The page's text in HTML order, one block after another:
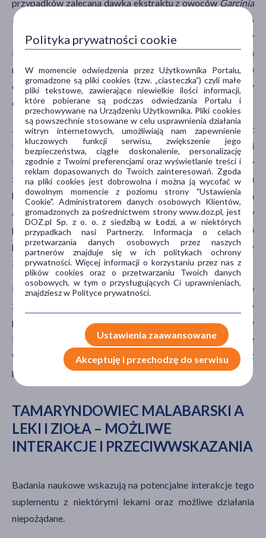
przypadków zalecana dawka ekstraktu z owoców Garcinia
cambogia
mieści się w szerokim zakresie – od 30 mg do
1000 mg na dobę. Niektóre badania oceniały
bezpieczeństwo stosowania wyższych dawek, sięgających
nawet 2800 mg kwasu hydroksycytrynowego (HCA)
dziennie, jednak ich długoterminowe skutki nie zostały
dostatecznie zbadane.
Jakość suplementów diety zGarcinia cambogiajest
kluczowym czynnikiem wpływającym na ich skuteczność i
bezpieczeństwo. Preparaty wyższej jakości powinny
zawierać standaryzowaną ilość kwasu
hydroksycytrynowego, który jest głównym składnikiem
aktywnym ekstraktu. Zaleca się wybór produktów
posiadających certyfikaty jakości oraz badania
potwierdzające ich skład, co może zmniejszyć ryzyko
zanieczyszczeń lub obecności niepożądanych substancji.
Przed rozpoczęciem suplementacji warto skonsultować się
z lekarzem lub farmaceutą, szczególnie w przypadku osób
przyjmujących inne leki, mających schorzenia metaboliczne
lub
problemy z wątrobą, gdyż Garcinia cambogia może
wpływać na metabolizm niektórych substancji i wiązać się z
potencjalnymi interakcjami farmakologicznymi.
TAMARYNDOWIEC MALABARSKI A
LEKI I ZIOŁA – MOŻLIWE
INTERAKCJE I PRZECIWWSKAZANIA
Badania naukowe wskazują na potencjalne interakcje tego
suplementu z niektórymi lekami oraz możliwe działania
niepożądane.
Polityka prywatności cookie
W momencie odwiedzenia przez Użytkownika Portalu,
gromadzone są pliki cookies (tzw. „ciasteczka”) czyli małe
pliki tekstowe, zawierające niewielkie ilości informacji,
które pobierane są podczas odwiedzania Portalu i
przechowywane na Urządzeniu Użytkownika. Pliki cookies
są powszechnie stosowane w celu usprawnienia działania
witryn internetowych, umożliwiają nam zapewnienie
kluczowych funkcji serwisu, zwiększenie jego
bezpieczeństwa, ciągłe doskonalenie, personalizację
zgodnie z Twoimi preferencjami oraz wyświetlanie treści i
reklam dopasowanych do Twoich zainteresowań. Zgoda
na pliki cookies jest dobrowolna i można ją wycofać w
dowolnym momencie z poziomu strony "Ustawienia
Cookie". Administratorem danych osobowych Klientów,
gromadzonych za pośrednictwem strony www.doz.pl, jest
DOZ.pl Sp. z o. o. z siedzibą w Łodzi, a w niektórych
przypadkach nasi Partnerzy. Informacja o celach
przetwarzania danych osobowych przez naszych
partnerów znajduje się w ich politykach ochrony
prywatności. Więcej informacji o korzystaniu przez nas z
plików cookies oraz o przetwarzaniu Twoich danych
osobowych, w tym o przysługujących Ci uprawnieniach,
znajdziesz w Polityce prywatności.
Ustawienia zaawansowane
Akceptuję i przechodzę do serwisu